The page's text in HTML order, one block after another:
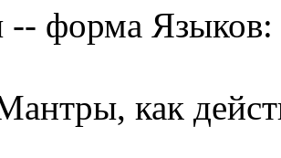
форма Языков:
как